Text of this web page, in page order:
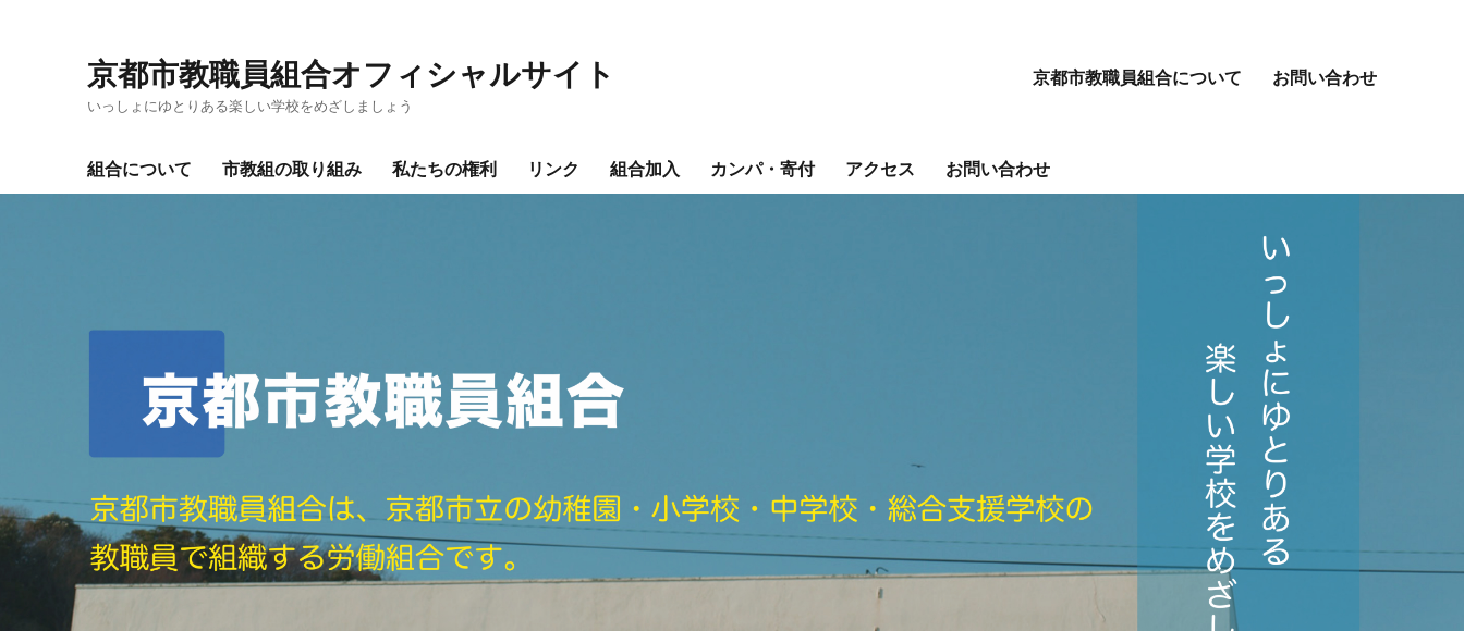
京都市教職員組合オフィシャルサイト
いっしょにゆとりある楽しい学校をめざしましょう
京都市教職員組合について お問い合わせ
組合について 市教組の取り組み 私たちの権利 リンク 組合加入 カンパ・寄付 アクセス お問い合わせ